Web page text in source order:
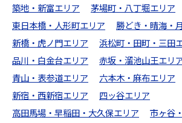
築地・新富エリア
茅場町・八丁堀エリア
東日本橋・人形町エリア
勝どき・晴海・
新橋・虎ノ門エリア
浜松町・田町・三田
品川・白金台エリア
赤坂・溜池山王エリ
青山・表参道エリア
六本木・麻布エリア
新宿・西新宿エリア
四ッ谷エリア
高田馬場・早稲田・大久保エリア
市ヶ谷